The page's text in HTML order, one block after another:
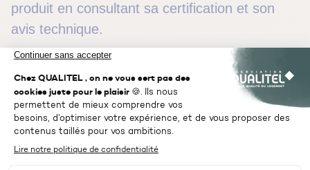
produit en consultant sa certification et son
avis technique.
L’isolation thermique
Avec une conductivité thermique (valeur
lambda) comprise entre 0,036 et
0,042 W/m.K, la ouate de cellulose offre une